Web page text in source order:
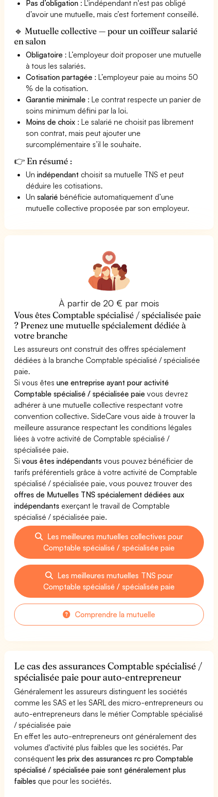
Pas d’obligation : L'indépendant n'est pas obligé
d’avoir une mutuelle, mais c’est fortement conseillé.
🔹 Mutuelle collective — pour un coiffeur salarié
en salon
Obligatoire : L’employeur doit proposer une mutuelle
à tous les salariés.
Cotisation partagée : L’employeur paie au moins 50
% de la cotisation.
Garantie minimale : Le contrat respecte un panier de
soins minimum défini par la loi.
Moins de choix : Le salarié ne choisit pas librement
son contrat, mais peut ajouter une
surcomplémentaire s’il le souhaite.
👉 En résumé :
Unindépendant choisit sa mutuelle TNS et peut
déduire les cotisations.
Unsalarié bénéficie automatiquement d’une
mutuelle collective proposée par son employeur.
À partir de 20 € par mois
Vous êtes Comptable spécialisé / spécialisée paie
? Prenez une mutuelle spécialement dédiée à
votre branche
Les assureurs ont construit des offres spécialement
dédiées à la branche Comptable spécialisé / spécialisée
paie.
Si vous êtesune entreprise ayant pour activité
Comptable spécialisé / spécialisée paie vous devrez
adhérer à une mutuelle collective respectant votre
convention collective. SideCare vous aide à trouver la
meilleure assurance respectant les conditions légales
liées à votre activité de Comptable spécialisé /
spécialisée paie.
Sivous êtes indépendants vous pouvez bénéficier de
tarifs préférentiels grâce à votre activité de Comptable
spécialisé / spécialisée paie, vous pouvez trouver des
offres de Mutuelles TNS spécialement dédiées aux
indépendants exerçant le travail de Comptable
spécialisé / spécialisée paie.
Les meilleures mutuelles collectives pour
Comptable spécialisé / spécialisée paie
Les meilleures mutuelles TNS pour
Comptable spécialisé / spécialisée paie
Comprendre la mutuelle
Le cas des assurances Comptable spécialisé /
spécialisée paie pour auto-entrepreneur
Généralement les assureurs distinguent les sociétés
comme les SAS et les SARL des micro-entrepreneurs ou
auto-entrepreneurs dans le métier Comptable spécialisé
/ spécialisée paie
En effet les auto-entrepreneurs ont généralement des
volumes d'activité plus faibles que les sociétés. Par
conséquentles prix des assurances rc pro Comptable
spécialisé / spécialisée paie sont généralement plus
faibles que pour les sociétés.